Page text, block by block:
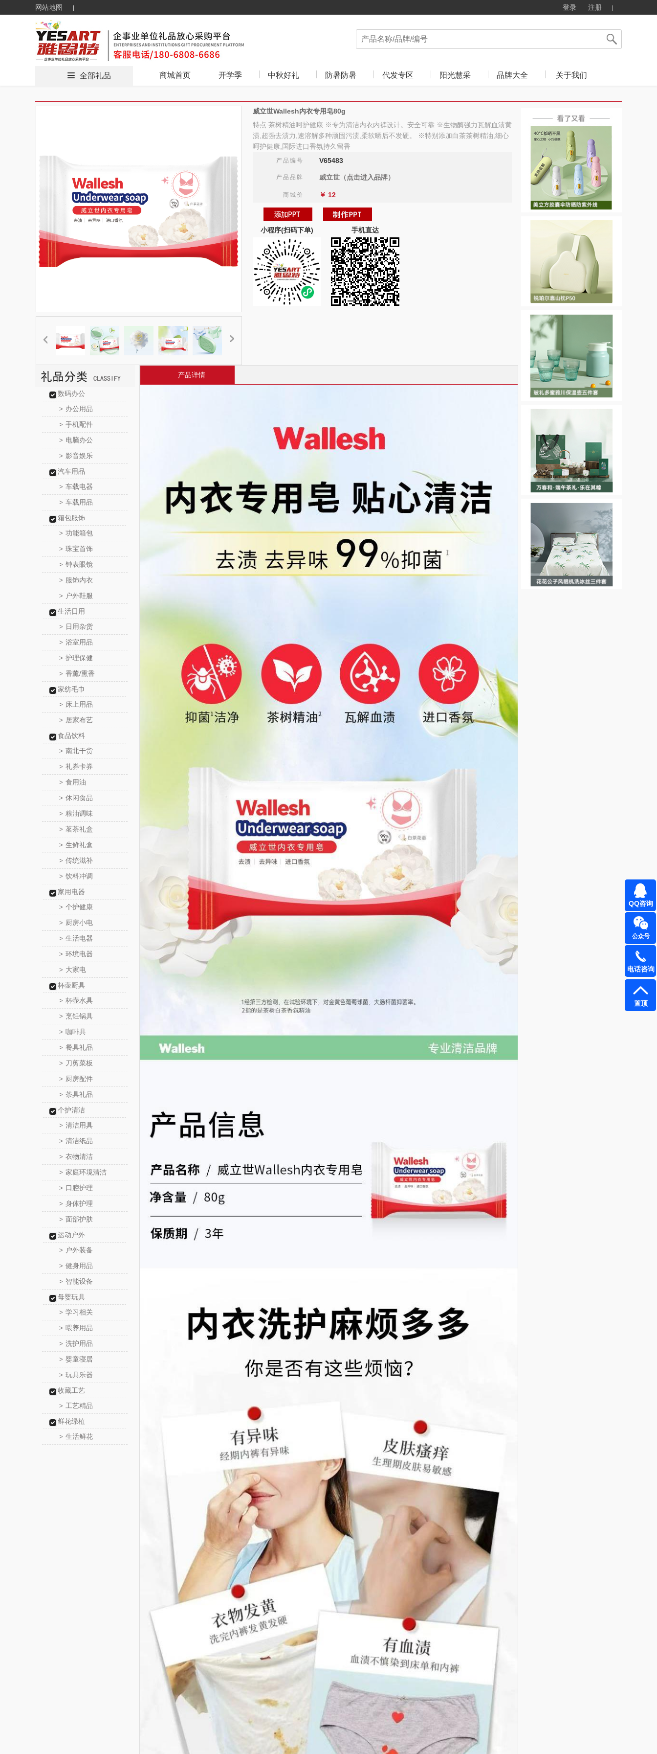
网站地图 登录 注册
全部礼品 商城首页 开学季 中秋好礼 防暑防暑 代发专区 阳光慧采 品牌大全 关于我们
威立世Wallesh内衣专用皂80g
特点:茶树精油呵护健康 ※专为清洁内衣内裤设计。安全可靠 ※生物酶强力瓦解血渍黄
渍,超强去渍力,速溶解多种顽固污渍,柔软晒后不发硬。 ※特别添加白茶茶树精油,细心
呵护健康,国际进口香氛持久留香
产品编号 V65483
产品品牌 威立世（点击进入品牌）
商城价 ￥ 12
小程序(扫码下单) 手机直达
数码办公
> 办公用品
> 手机配件
> 电脑办公
> 影音娱乐
汽车用品
> 车载电器
> 车载用品
箱包服饰
> 功能箱包
> 珠宝首饰
> 钟表眼镜
> 服饰内衣
> 户外鞋服
生活日用
> 日用杂货
> 浴室用品
> 护理保健
> 香薰/熏香
家纺毛巾
> 床上用品
> 居家布艺
食品饮料
> 南北干货
> 礼券卡券
> 食用油
> 休闲食品
> 粮油调味
> 茗茶礼盒
> 生鲜礼盒
> 传统滋补
> 饮料冲调
家用电器
> 个护健康
> 厨房小电
> 生活电器
> 环境电器
> 大家电
杯壶厨具
> 杯壶水具
> 烹饪锅具
> 咖啡具
> 餐具礼品
> 刀剪菜板
> 厨房配件
> 茶具礼品
个护清洁
> 清洁用具
> 清洁纸品
> 衣物清洁
> 家庭环境清洁
> 口腔护理
> 身体护理
> 面部护肤
运动户外
> 户外装备
> 健身用品
> 智能设备
母婴玩具
> 学习相关
> 喂养用品
> 洗护用品
> 婴童寝居
> 玩具乐器
收藏工艺
> 工艺精品
鲜花绿植
> 生活鲜花
产品详情
QQ咨询
公众号
电话咨询
置顶